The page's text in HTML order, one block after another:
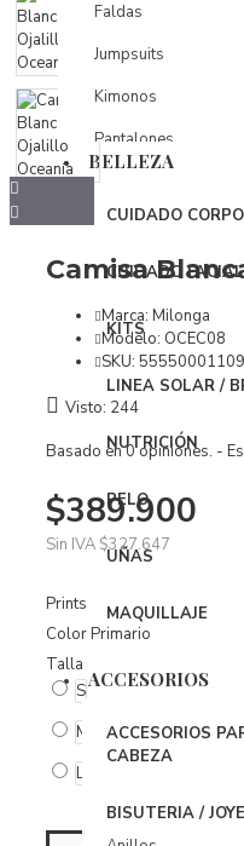
Faldas
Jumpsuits
Kimonos
Pantalones
Pareos
Shorts
Tunicas
Vestidos
ROPA INTERIOR
Body
Brasier
Conjuntos
Panties
PIJAMAS
BabyDoll
Pijamas
BELLEZA
CUIDADO
CUIDADO FACIAL
KITS
LINEA SOLAR /
NUTRICIÓN
PELO
UÑAS
MAQUILLAJE
ACCESORIOS
ACCESORIOS
CABEZA
BISUTERIA /
Camisa
Marca: Milonga
Modelo: OCEC08
SKU:
Visto: 244
Basado en 0 opiniones. -
$389.900
Sin IVA $327.647
Prints
Color Primario
Talla
S
M
L